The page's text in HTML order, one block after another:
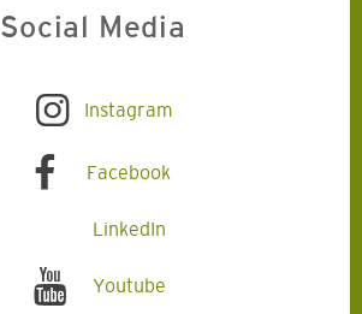
Social Media
Instagram
Facebook
LinkedIn
Youtube